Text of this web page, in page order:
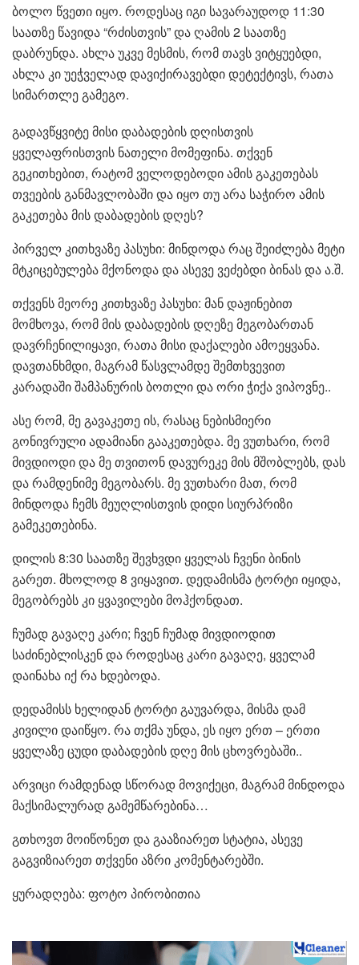
ბოლო წვეთი იყო. როდესაც იგი სავარაუდოდ 11:30
საათზე წავიდა “რძისთვის” და ღამის 2 საათზე
დაბრუნდა. ახლა უკვე მესმის, რომ თავს ვიტყუებდი,
ახლა კი უეჭველად დავიქირავებდი დეტექტივს, რათა
სიმართლე გამეგო.
გადავწყვიტე მისი დაბადების დღისთვის
ყველაფრისთვის ნათელი მომეფინა. თქვენ
გეკითხებით, რატომ ველოდებოდი ამის გაკეთებას
თვეების განმავლობაში და იყო თუ არა საჭირო ამის
გაკეთება მის დაბადების დღეს?
პირველ კითხვაზე პასუხი: მინდოდა რაც შეიძლება მეტი
მტკიცებულება მქონოდა და ასევე ვეძებდი ბინას და ა.შ.
თქვენს მეორე კითხვაზე პასუხი: მან დაჟინებით
მომხოვა, რომ მის დაბადების დღეზე მეგობართან
დავრჩენილიყავი, რათა მისი დაქალები ამოეყვანა.
დავთანხმდი, მაგრამ წასვლამდე შემთხვევით
კარადაში შამპანურის ბოთლი და ორი ჭიქა ვიპოვნე..
ასე რომ, მე გავაკეთე ის, რასაც ნებისმიერი
გონივრული ადამიანი გააკეთებდა. მე ვუთხარი, რომ
მივდიოდი და მე თვითონ დავურეკე მის მშობლებს, დას
და რამდენიმე მეგობარს. მე ვუთხარი მათ, რომ
მინდოდა ჩემს მეუღლისთვის დიდი სიურპრიზი
გამეკეთებინა.
დილის 8:30 საათზე შევხვდი ყველას ჩვენი ბინის
გარეთ. მხოლოდ 8 ვიყავით. დედამისმა ტორტი იყიდა,
მეგობრებს კი ყვავილები მოჰქონდათ.
ჩუმად გავაღე კარი; ჩვენ ჩუმად მივდიოდით
საძინებლისკენ და როდესაც კარი გავაღე, ყველამ
დაინახა იქ რა ხდებოდა.
დედამისს ხელიდან ტორტი გაუვარდა, მისმა დამ
კივილი დაიწყო. რა თქმა უნდა, ეს იყო ერთ – ერთი
ყველაზე ცუდი დაბადების დღე მის ცხოვრებაში..
არვიცი რამდენად სწორად მოვიქეცი, მაგრამ მინდოდა
მაქსიმალურად გამემწარებინა…
გთხოვთ მოიწონეთ და გააზიარეთ სტატია, ასევე
გაგვიზიარეთ თქვენი აზრი კომენტარებში.
ყურადღება: ფოტო პირობითია